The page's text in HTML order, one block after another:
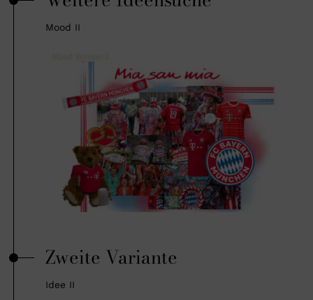
Mood II
Zweite Variante
Idee II